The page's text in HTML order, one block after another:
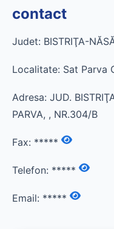
contact
Judet: BISTRIŢA-
Localitate: Sat Parva
Adresa: JUD.
PARVA, , NR.304/B
Fax: *****
Telefon: *****
Email: *****